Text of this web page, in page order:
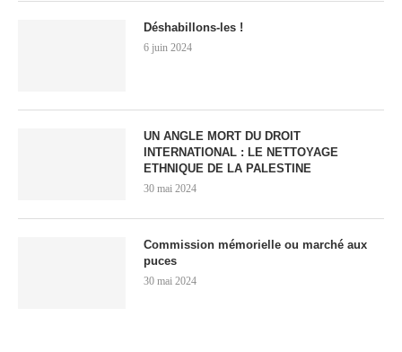
Déshabillons-les !
6 juin 2024
UN ANGLE MORT DU DROIT
INTERNATIONAL : LE NETTOYAGE
ETHNIQUE DE LA PALESTINE
30 mai 2024
Commission mémorielle ou marché aux
puces
30 mai 2024